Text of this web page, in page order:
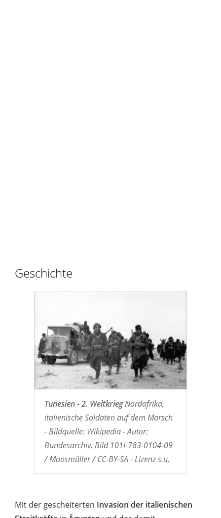
Geschichte
Tunesien - 2. WeltkriegNordafrika,
italienische Soldaten auf dem Marsch
- Bildquelle: Wikipedia - Autor:
Bundesarchiv, Bild 101I-783-0104-09
/ Moosmüller / CC-BY-SA - Lizenz s.u.
Mit der gescheiterten Invasion der italienischen